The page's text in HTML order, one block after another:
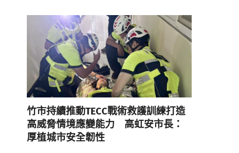
竹市持續推動TECC戰術救護訓練打造
高威脅情境應變能力 高虹安市長：
厚植城市安全韌性